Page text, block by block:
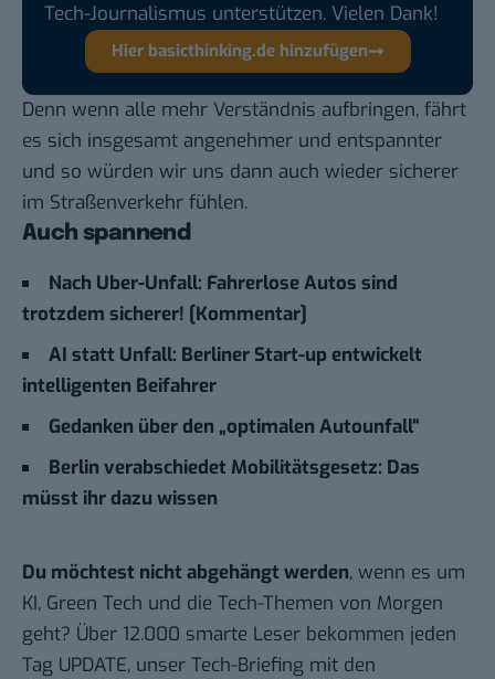
Tech-Journalismus unterstützen. Vielen Dank!
Hier basicthinking.de hinzufügen
Denn wenn alle mehr Verständnis aufbringen, fährt
es sich insgesamt angenehmer und entspannter
und so würden wir uns dann auch wieder sicherer
im Straßenverkehr fühlen.
Auch spannend
Nach Uber-Unfall: Fahrerlose Autos sind
trotzdem sicherer! [Kommentar]
AI statt Unfall: Berliner Start-up entwickelt
intelligenten Beifahrer
Gedanken über den „optimalen Autounfall“
Berlin verabschiedet Mobilitätsgesetz: Das
müsst ihr dazu wissen
Du möchtest nicht abgehängt werden, wenn es um
KI, Green Tech und die Tech-Themen von Morgen
geht? Über 12.000 smarte Leser bekommen jeden
Tag UPDATE, unser Tech-Briefing mit den